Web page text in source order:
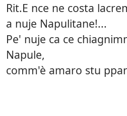
Rit.E nce ne costa
a nuje Napulitane!...
Pe' nuje ca ce
Napule,
comm'è amaro stu